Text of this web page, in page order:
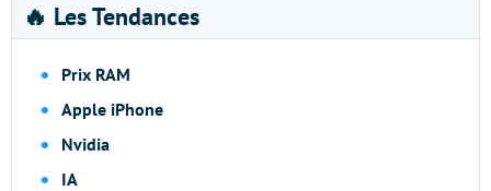
🔥 Les Tendances
Prix RAM
Apple iPhone
Nvidia
IA